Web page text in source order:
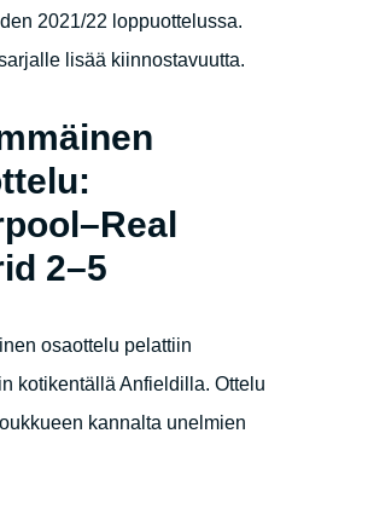
2021/22 loppuottelussa.
lisää kiinnostavuutta.
2–5
osaottelu pelattiin
kotikentällä Anfieldilla. Ottelu
kannalta unelmien